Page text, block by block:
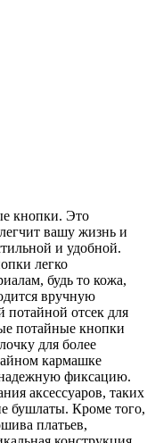
кнопки. Это
вашу жизнь и
и удобной.
легко
будь то кожа,
вручную
отсек для
потайные кнопки
для более
кармашке
надежную фиксацию.
аксессуаров, таких
бушлаты. Кроме того,
платьев,